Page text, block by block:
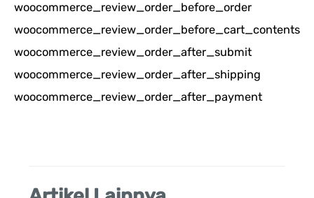
i
u
n
t
u
woocommerce_review_order_before_order
woocommerce_review_order_before_cart_contents
woocommerce_review_order_after_submit
woocommerce_review_order_after_shipping
woocommerce_review_order_after_payment